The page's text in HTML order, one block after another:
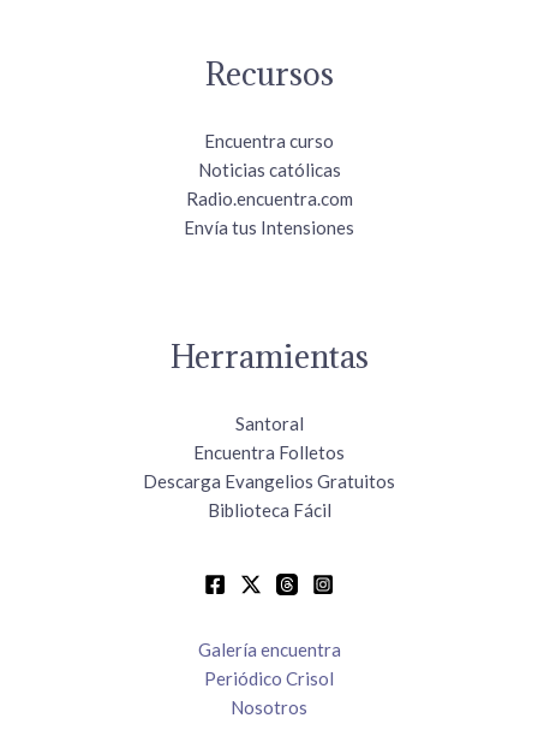
Recursos
Encuentra curso
Noticias católicas
Radio.encuentra.com
Envía tus Intensiones
Herramientas
Santoral
Encuentra Folletos
Descarga Evangelios Gratuitos
Biblioteca Fácil
Galería encuentra
Periódico Crisol
Nosotros